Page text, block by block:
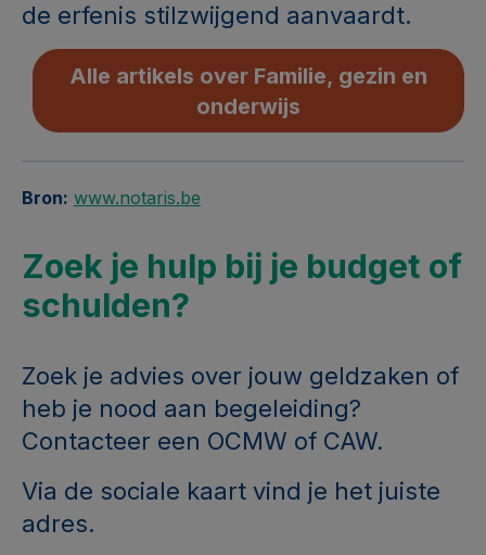
de erfenis stilzwijgend aanvaardt.
Alle artikels over Familie, gezin en
onderwijs
Bron: www.notaris.be
Zoek je hulp bij je budget of
schulden?
Zoek je advies over jouw geldzaken of
heb je nood aan begeleiding?
Contacteer een OCMW of CAW.
Via de sociale kaart vind je het juiste
adres.